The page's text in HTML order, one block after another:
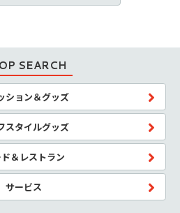
SEARCH
ション＆グッズ
スタイルグッズ
＆レストラン
サービス